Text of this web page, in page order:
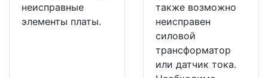
неисправные
элементы платы.
также возможно
неисправен
силовой
трансформатор
или датчик тока.